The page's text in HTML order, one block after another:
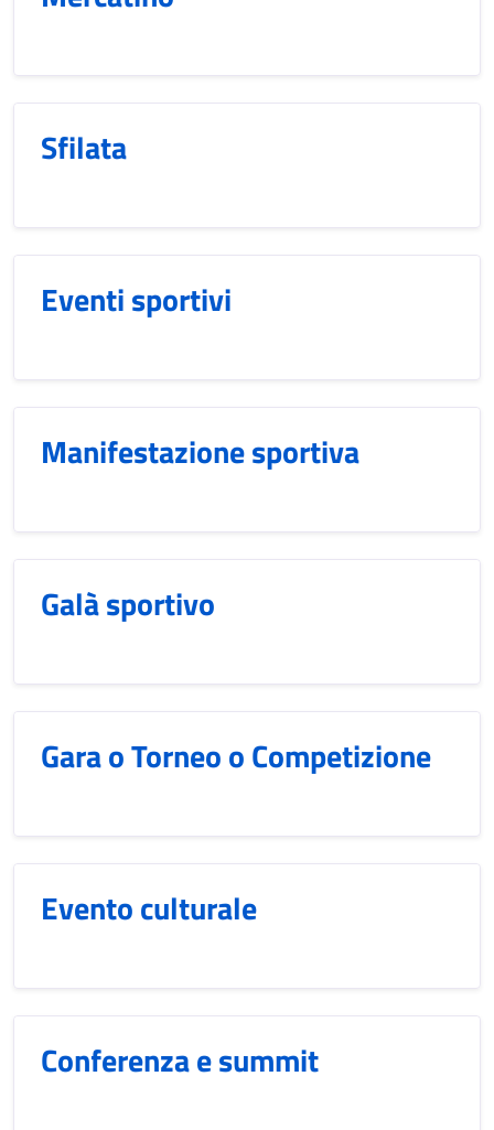
Sfilata
Eventi sportivi
Manifestazione sportiva
Galà sportivo
Gara o Torneo o Competizione
Evento culturale
Conferenza e summit